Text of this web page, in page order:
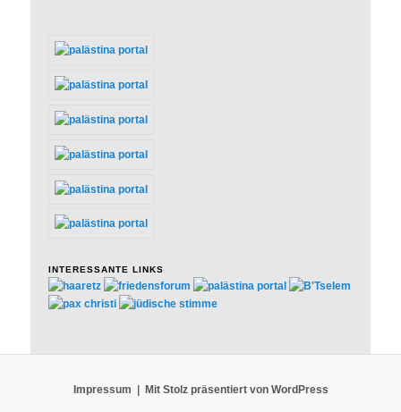
INTERESSANTE LINKS
Impressum Mit Stolz präsentiert von WordPress